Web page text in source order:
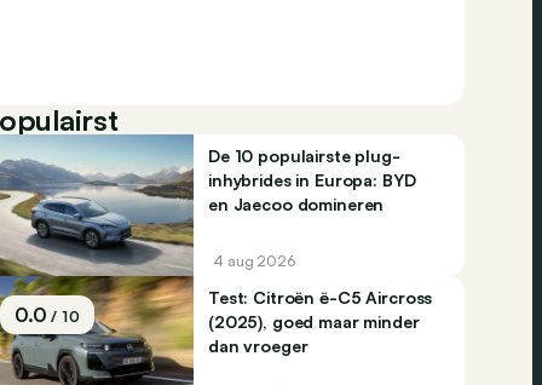
De 10 populairste plug-
inhybrides in Europa: BYD
en Jaecoo domineren
4 aug 2026
0.0/ 10
Test: Citroën ë-C5 Aircross
(2025), goed maar minder
dan vroeger